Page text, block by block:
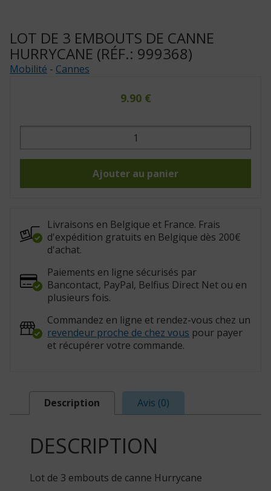
LOT DE 3 EMBOUTS DE CANNE
HURRYCANE (RÉF.: 999368)
Mobilité - Cannes
9.90 €
quantité
Lot
canne
Ajouter au panier
Livraisons en Belgique et France. Frais
d'expédition gratuits en Belgique dès 200€
d'achat.
Paiements en ligne sécurisés par
Bancontact, PayPal, Belfius Direct Net ou en
plusieurs fois.
Commandez en ligne et rendez-vous chez un
revendeur proche de chez vous pour payer
et récupérer votre commande.
Description Avis (0)
DESCRIPTION
Lot de 3 embouts de canne Hurrycane